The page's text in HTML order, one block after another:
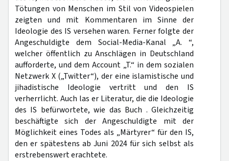
Tötungen von Menschen im Stil von Videospielen
zeigten und mit Kommentaren im Sinne der
Ideologie des IS versehen waren. Ferner folgte der
Angeschuldigte dem Social-Media-Kanal „A. “,
welcher öffentlich zu Anschlägen in Deutschland
aufforderte, und dem Account „T.“ in dem sozialen
Netzwerk X („Twitter“), der eine islamistische und
jihadistische Ideologie vertritt und den IS
verherrlicht. Auch las er Literatur, die die Ideologie
des IS befürwortete, wie das Buch . Gleichzeitig
beschäftigte sich der Angeschuldigte mit der
Möglichkeit eines Todes als „Märtyrer“ für den IS,
den er spätestens ab Juni 2024 für sich selbst als
erstrebenswert erachtete.